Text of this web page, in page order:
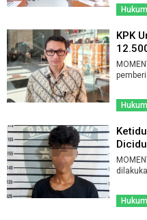
Hukum
KPK
Hukum
Hukum